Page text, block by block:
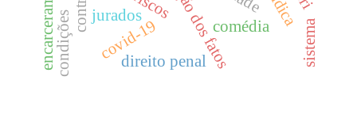
comédia
direito penal
jurados
sistema
condições covid-19